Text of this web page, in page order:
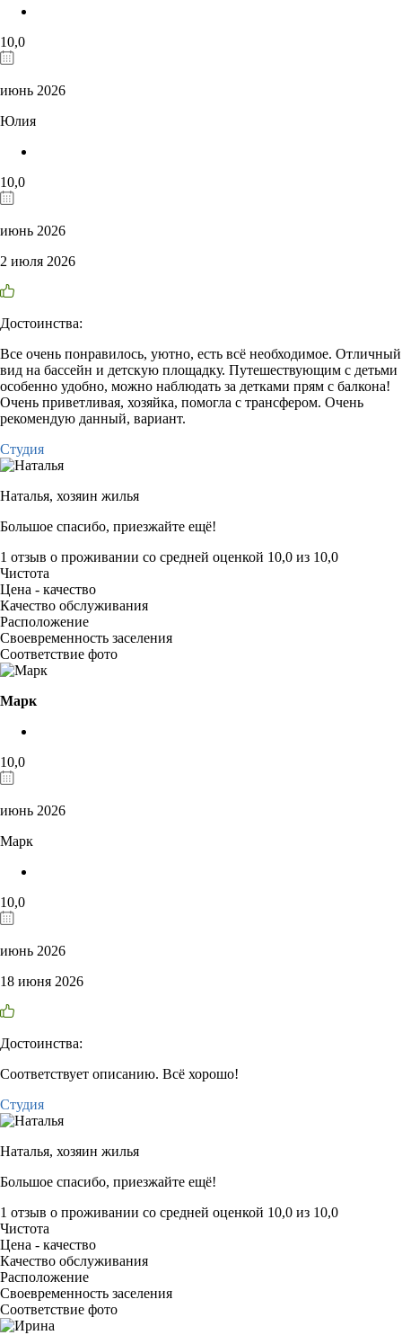
10,0
июнь 2026
Юлия
10,0
июнь 2026
2 июля 2026
Достоинства:
Все очень понравилось, уютно, есть всё необходимое. Отличный
вид на бассейн и детскую площадку. Путешествующим с детьми
особенно удобно, можно наблюдать за детками прям с балкона!
Очень приветливая, хозяйка, помогла с трансфером. Очень
рекомендую данный, вариант.
Студия
Наталья, хозяин жилья
Большое спасибо, приезжайте ещё!
1 отзыв о проживании со средней оценкой 10,0 из 10,0
Чистота
Цена - качество
Качество обслуживания
Расположение
Своевременность заселения
Соответствие фото
Марк
10,0
июнь 2026
Марк
10,0
июнь 2026
18 июня 2026
Достоинства:
Соответствует описанию. Всё хорошо!
Студия
Наталья, хозяин жилья
Большое спасибо, приезжайте ещё!
1 отзыв о проживании со средней оценкой 10,0 из 10,0
Чистота
Цена - качество
Качество обслуживания
Расположение
Своевременность заселения
Соответствие фото